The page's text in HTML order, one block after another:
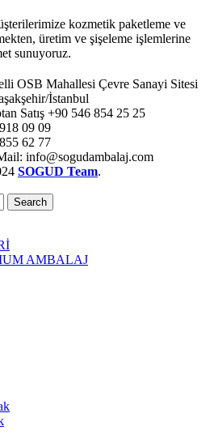
kozmetik paketleme ve
üretim ve şişeleme işlemlerine
sunuyoruz.
OSB Mahallesi Çevre Sanayi Sitesi
İstanbul
Satış +90 546 854 25 25
09 09
62 77
info@sogudambalaj.com
SOGUD Team.
Search
AMBALAJ